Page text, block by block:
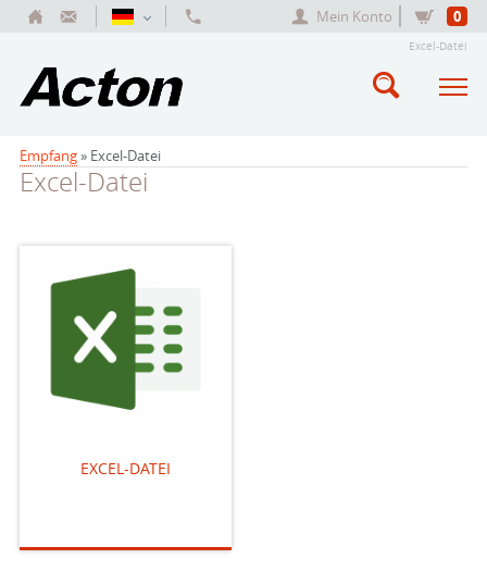
Mein Konto 0
Excel-Datei
Empfang» Excel-Datei
Excel-Datei
EXCEL-DATEI